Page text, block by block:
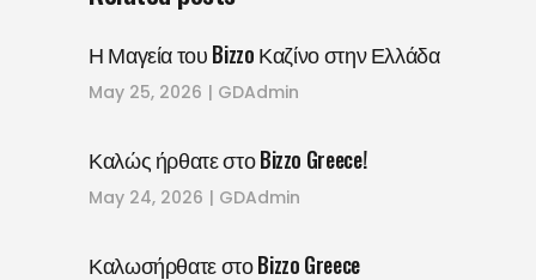
Η Μαγεία του Bizzo Καζίνο στην Ελλάδα
May 25, 2026 GDAdmin
Καλώς ήρθατε στο Bizzo Greece!
May 24, 2026 GDAdmin
Καλωσήρθατε στο Bizzo Greece